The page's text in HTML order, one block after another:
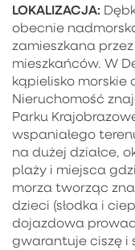
LOKALIZACJA:
obecnie
zamieszkana
mieszkańców. W
kąpielisko morskie
Nieruchomość
Parku
wspaniałego
na dużej działce,
plaży i miejsca
morza tworząc
dzieci (słodka i
dojazdowa
gwarantuje ciszę i